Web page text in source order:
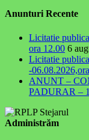
Anunturi Recente
Licitatie
ora 12.00 6
Licitatie
-
ANUNT –
PADURAR –
Administrăm